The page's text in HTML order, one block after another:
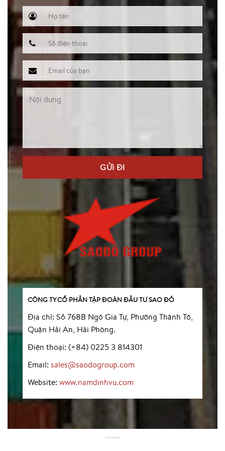
CÔNG TY CỔ PHẦN TẬP ĐOÀN ĐẦU TƯ SAO ĐỎ
Địa chỉ: Số 768B Ngô Gia Tự, Phường Thành Tô,
Quận Hải An, Hải Phòng.
Điện thoại: (+84) 0225 3 814301
Email: sales@saodogroup.com
Website: www.namdinhvu.com